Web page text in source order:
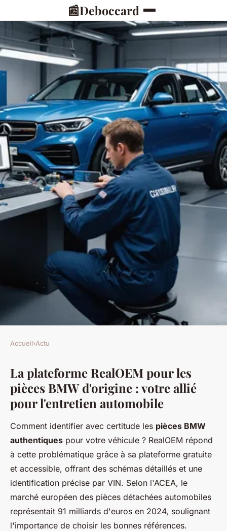
📰Deboccard
Trouvez des pièces d'origine
bmw facilement avec realoem
Accueil›Actu
La plateforme RealOEM pour les
pièces BMW d'origine : votre allié
pour l'entretien automobile
Comment identifier avec certitude les pièces BMW
authentiques pour votre véhicule ? RealOEM répond
à cette problématique grâce à sa plateforme gratuite
et accessible, offrant des schémas détaillés et une
identification précise par VIN. Selon l'ACEA, le
marché européen des pièces détachées automobiles
représentait 91 milliards d'euros en 2024, soulignant
l'importance de choisir les bonnes références.